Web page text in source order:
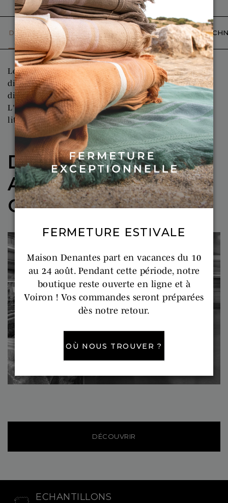
DESCRIPTION DÉTAILLÉE CARACTÉRISTIQUES
Lot de 4 essuie-mains blancs 100% coton. Leur
dimension est idéale (30x30 cm) pour mettre à
disposition ces essuie-mains à vos invités.
L'essuie main Coton Blanc est raffiné avec son fin
liteau ton sur ton.
DÉCOUVREZ NOS
ATELIERS DE
CONFECTION
DÉCOUVRIR
ECHANTILLONS
FERMETURE ESTIVALE
Maison Denantes part en vacances du 10
au 24 août. Pendant cette période, notre
boutique reste ouverte en ligne et à
Voiron ! Vos commandes seront préparées
dès notre retour.
OÙ NOUS TROUVER ?